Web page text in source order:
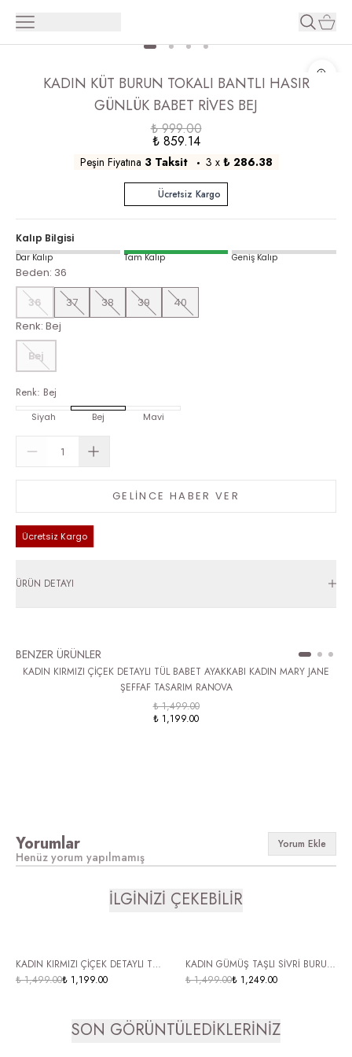
KADIN KÜT BURUN TOKALI BANTLI HASIR
GÜNLÜK BABET RİVES BEJ
₺ 999.00
₺ 859.14
Peşin Fiyatına 3 Taksit 3 x ₺ 286.38
Ücretsiz Kargo
Kalıp Bilgisi
Dar Kalıp Tam Kalıp Geniş Kalıp
Beden: 36
36
37 38 39
40
Renk: Bej
Bej
Renk: Bej
Siyah Bej Mavi
GELİNCE HABER VER
Ücretsiz Kargo
ÜRÜN DETAYI
BENZER ÜRÜNLER
KADIN KIRMIZI ÇİÇEK DETAYLI TÜL BABET AYAKKABI KADIN MARY JANE
ŞEFFAF TASARIM RANOVA
₺ 1,499.00
₺ 1,199.00
Yorumlar Yorum Ekle
Henüz yorum yapılmamış
İLGİNİZİ ÇEKEBİLİR
KADIN KIRMIZI ÇİÇEK DETAYLI TÜL
BABET AYAKKABI KADIN MARY
₺ 1,499.00₺ 1,199.00
KADIN GÜMÜŞ TAŞLI SİVRİ BURUN
SLİNGBACK BABET ŞIK ARKASI
₺ 1,499.00₺ 1,249.00
SON GÖRÜNTÜLEDİKLERİNİZ